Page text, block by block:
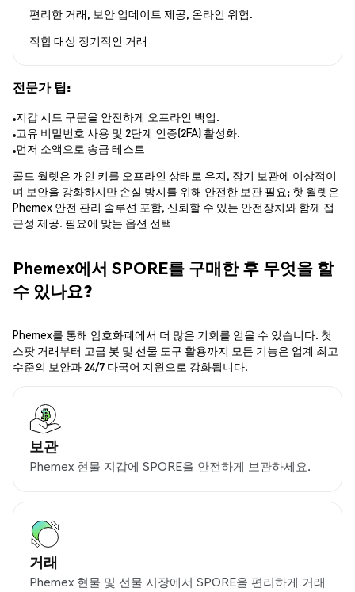
편리한 거래, 보안 업데이트 제공, 온라인 위험.
적합 대상 정기적인 거래
전문가 팁:
지갑 시드 구문을 안전하게 오프라인 백업.
고유 비밀번호 사용 및 2단계 인증(2FA) 활성화.
먼저 소액으로 송금 테스트
콜드 월렛은 개인 키를 오프라인 상태로 유지, 장기 보관에 이상적이
며 보안을 강화하지만 손실 방지를 위해 안전한 보관 필요; 핫 월렛은
Phemex 안전 관리 솔루션 포함, 신뢰할 수 있는 안전장치와 함께 접
근성 제공. 필요에 맞는 옵션 선택
Phemex에서 SPORE를 구매한 후 무엇을 할
수 있나요?
Phemex를 통해 암호화폐에서 더 많은 기회를 얻을 수 있습니다. 첫
스팟 거래부터 고급 봇 및 선물 도구 활용까지 모든 기능은 업계 최고
수준의 보안과 24/7 다국어 지원으로 강화됩니다.
보관
Phemex 현물 지갑에 SPORE을 안전하게 보관하세요.
거래
Phemex 현물 및 선물 시장에서 SPORE을 편리하게 거래